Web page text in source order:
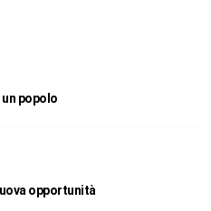
popolo
opportunità